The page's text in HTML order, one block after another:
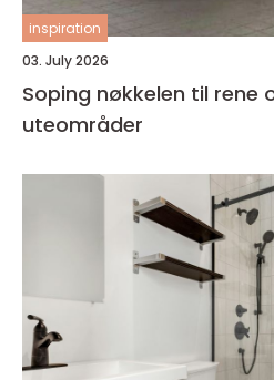
inspiration
03. July 2026
Soping nøkkelen til rene og trygge
uteområder